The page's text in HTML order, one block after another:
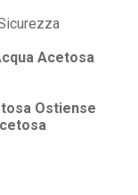
Acetosa
Ostiense